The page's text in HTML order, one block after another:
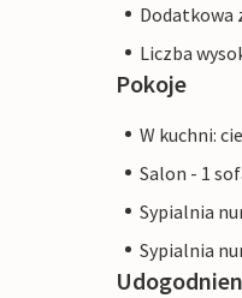
Dodatkowa
Liczba
Pokoje
W kuchni:
Salon - 1
Sypialnia
Sypialnia